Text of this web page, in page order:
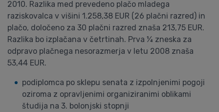
2010. Razlika med prevedeno plačo mladega
raziskovalca v višini 1.258,38 EUR (26 plačni razred) in
plačo, določeno za 30 plačni razred znaša 213,75 EUR.
Razlika bo izplačana v četrtinah. Prva ¼ zneska za
odpravo plačnega nesorazmerja v letu 2008 znaša
53,44 EUR.
podiplomca po sklepu senata z izpolnjenimi pogoji
oziroma z opravljenimi organiziranimi oblikami
študija na 3. bolonjski stopnji